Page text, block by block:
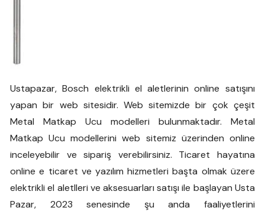
Ustapazar, Bosch elektrikli el aletlerinin online satışını
yapan bir web sitesidir. Web sitemizde bir çok çeşit
Metal Matkap Ucu modelleri bulunmaktadır. Metal
Matkap Ucu modellerini web sitemiz üzerinden online
inceleyebilir ve sipariş verebilirsiniz. Ticaret hayatına
online e ticaret ve yazılım hizmetleri başta olmak üzere
elektrikli el aletlleri ve aksesuarları satışı ile başlayan Usta
Pazar, 2023 senesinde şu anda faaliyetlerini